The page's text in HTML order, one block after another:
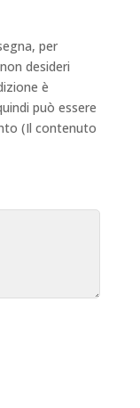
per
desideri
è
può essere
(Il contenuto